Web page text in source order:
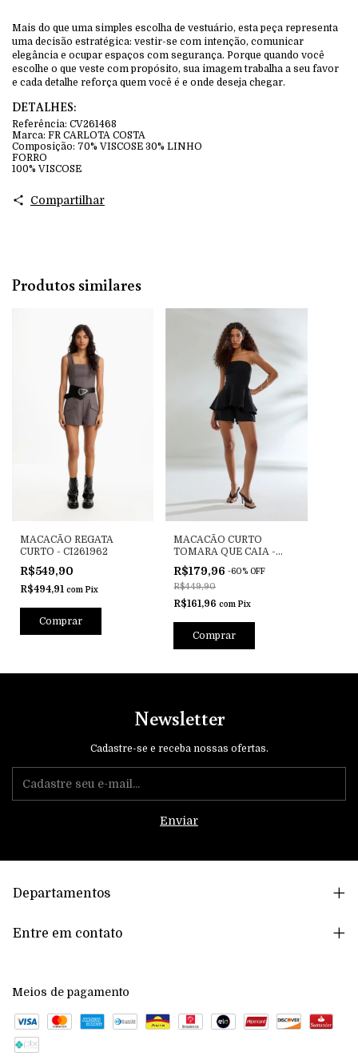
Mais do que uma simples escolha de vestuário, esta peça representa
uma decisão estratégica: vestir-se com intenção, comunicar
elegância e ocupar espaços com segurança. Porque quando você
escolhe o que veste com propósito, sua imagem trabalha a seu favor
e cada detalhe reforça quem você é e onde deseja chegar.
DETALHES:
Referência: CV261468
Marca: FR CARLOTA COSTA
Composição: 70% VISCOSE 30% LINHO
FORRO
100% VISCOSE
Compartilhar
Produtos similares
MACACÃO REGATA
CURTO - CI261962
R$549,90
R$494,91 com Pix
Comprar
MACACÃO CURTO
TOMARA QUE CAIA -
CAV261785
R$179,96-60% OFF
R$449,90
R$161,96com Pix
Comprar
Newsletter
Cadastre-se e receba nossas ofertas.
Departamentos
Entre em contato
Meios de pagamento